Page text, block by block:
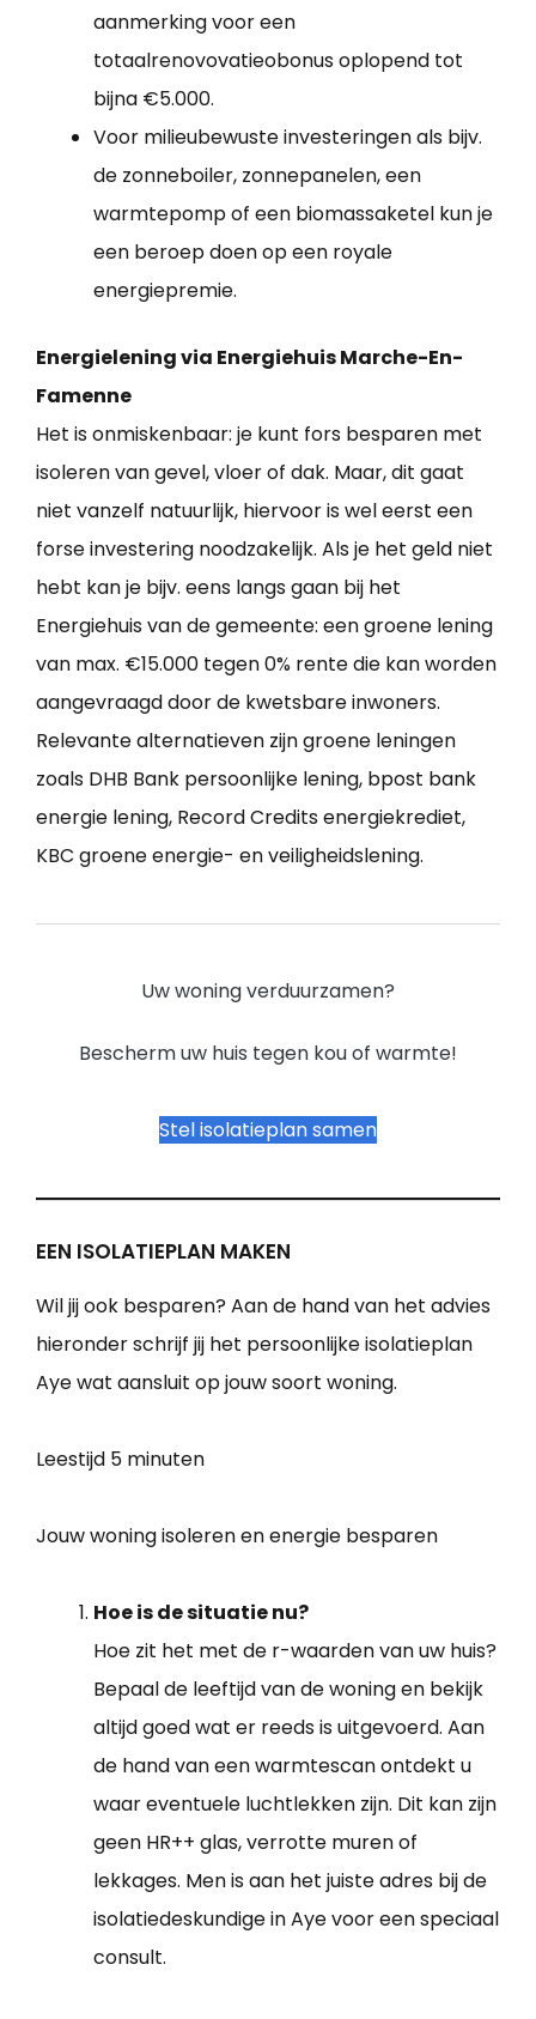
aanmerking voor een
totaalrenovovatieobonus oplopend tot
bijna €5.000.
Voor milieubewuste investeringen als bijv.
de zonneboiler, zonnepanelen, een
warmtepomp of een biomassaketel kun je
een beroep doen op een royale
energiepremie.
Energielening via Energiehuis Marche-En-
Famenne
Het is onmiskenbaar: je kunt fors besparen met
isoleren van gevel, vloer of dak. Maar, dit gaat
niet vanzelf natuurlijk, hiervoor is wel eerst een
forse investering noodzakelijk. Als je het geld niet
hebt kan je bijv. eens langs gaan bij het
Energiehuis van de gemeente: een groene lening
van max. €15.000 tegen 0% rente die kan worden
aangevraagd door de kwetsbare inwoners.
Relevante alternatieven zijn groene leningen
zoals DHB Bank persoonlijke lening, bpost bank
energie lening, Record Credits energiekrediet,
KBC groene energie- en veiligheidslening.
Uw woning verduurzamen?
Bescherm uw huis tegen kou of warmte!
Stel isolatieplan samen
EEN ISOLATIEPLAN MAKEN
Wil jij ook besparen? Aan de hand van het advies
hieronder schrijf jij het persoonlijke isolatieplan
Aye wat aansluit op jouw soort woning.
Leestijd 5 minuten
Jouw woning isoleren en energie besparen
Hoe is de situatie nu?
Hoe zit het met de r-waarden van uw huis?
Bepaal de leeftijd van de woning en bekijk
altijd goed wat er reeds is uitgevoerd. Aan
de hand van een warmtescan ontdekt u
waar eventuele luchtlekken zijn. Dit kan zijn
geen HR++ glas, verrotte muren of
lekkages. Men is aan het juiste adres bij de
isolatiedeskundige in Aye voor een speciaal
consult.